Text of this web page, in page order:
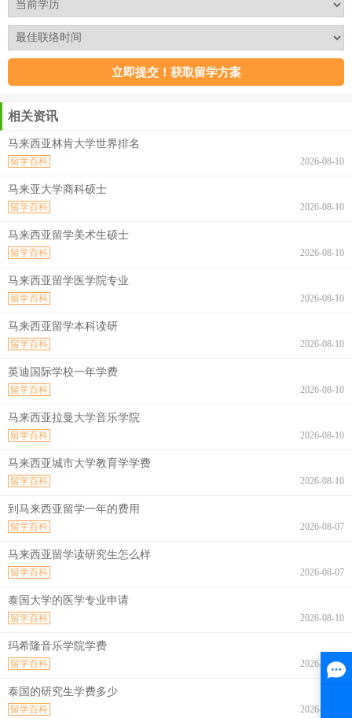
相关资讯
马来西亚林肯大学世界排名
2026-08-10
留学百科
马来亚大学商科硕士
2026-08-10
留学百科
马来西亚留学美术生硕士
2026-08-10
留学百科
马来西亚留学医学院专业
2026-08-10
留学百科
马来西亚留学本科读研
2026-08-10
留学百科
英迪国际学校一年学费
2026-08-10
留学百科
马来西亚拉曼大学音乐学院
2026-08-10
留学百科
马来西亚城市大学教育学学费
2026-08-10
留学百科
到马来西亚留学一年的费用
2026-08-07
留学百科
马来西亚留学读研究生怎么样
2026-08-07
留学百科
泰国大学的医学专业申请
2026-08-10
留学百科
玛希隆音乐学院学费
2026-08-10
留学百科
泰国的研究生学费多少
2026-08-10
留学百科